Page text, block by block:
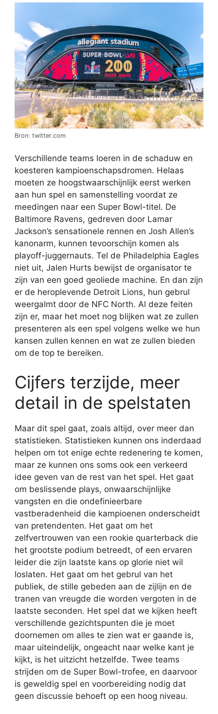
Bron: twitter.com
Verschillende teams loeren in de schaduw en
koesteren kampioenschapsdromen. Helaas
moeten ze hoogstwaarschijnlijk eerst werken
aan hun spel en samenstelling voordat ze
meedingen naar een Super Bowl-titel. De
Baltimore Ravens, gedreven door Lamar
Jackson’s sensationele rennen en Josh Allen’s
kanonarm, kunnen tevoorschijn komen als
playoff-juggernauts. Tel de Philadelphia Eagles
niet uit, Jalen Hurts bewijst de organisator te
zijn van een goed geoliede machine. En dan zijn
er de heroplevende Detroit Lions, hun gebrul
weergalmt door de NFC North. Al deze feiten
zijn er, maar het moet nog blijken wat ze zullen
presenteren als een spel volgens welke we hun
kansen zullen kennen en wat ze zullen bieden
om de top te bereiken.
Cijfers terzijde, meer
detail in de spelstaten
Maar dit spel gaat, zoals altijd, over meer dan
statistieken. Statistieken kunnen ons inderdaad
helpen om tot enige echte redenering te komen,
maar ze kunnen ons soms ook een verkeerd
idee geven van de rest van het spel. Het gaat
om beslissende plays, onwaarschijnlijke
vangsten en die ondefinieerbare
vastberadenheid die kampioenen onderscheidt
van pretendenten. Het gaat om het
zelfvertrouwen van een rookie quarterback die
het grootste podium betreedt, of een ervaren
leider die zijn laatste kans op glorie niet wil
loslaten. Het gaat om het gebrul van het
publiek, de stille gebeden aan de zijlijn en de
tranen van vreugde die worden vergoten in de
laatste seconden. Het spel dat we kijken heeft
verschillende gezichtspunten die je moet
doornemen om alles te zien wat er gaande is,
maar uiteindelijk, ongeacht naar welke kant je
kijkt, is het uitzicht hetzelfde. Twee teams
strijden om de Super Bowl-trofee, en daarvoor
is geweldig spel en voorbereiding nodig dat
geen discussie behoeft op een hoog niveau.